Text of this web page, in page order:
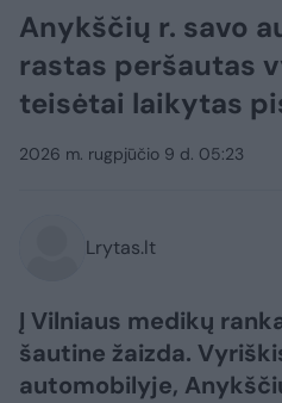
Anykščių r. savo
rastas peršautas
teisėtai laikytas
2026 m. rugpjūčio 9 d. 05:23
Lrytas.lt
Į Vilniaus medikų
šautine žaizda.
automobilyje,